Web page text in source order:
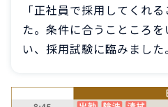
「正社員で採用してくれ
た。条件に合うこところ
い、採用試験に臨みました。